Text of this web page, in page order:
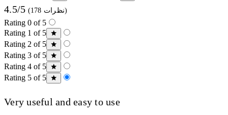
4.5/5 (178 نظرات)
Rating 0 of 5
Rating 1 of 5
Rating 2 of 5
Rating 3 of 5
Rating 4 of 5
Rating 5 of 5
Very useful and easy to use